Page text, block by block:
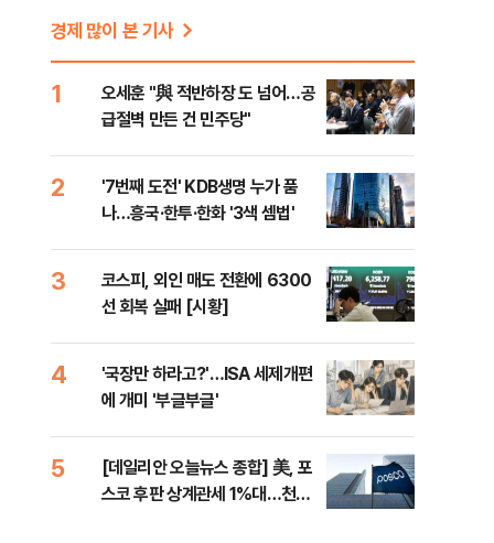
경제 많이 본 기사
1
오세훈 "與 적반하장 도 넘어…공
급절벽 만든 건 민주당"
2
'7번째 도전' KDB생명 누가 품
나…흥국·한투·한화 '3색 셈법'
3
코스피, 외인 매도 전환에 6300
선 회복 실패 [시황]
4
'국장만 하라고?'…ISA 세제개편
에 개미 '부글부글'
5
[데일리안 오늘뉴스 종합] 美, 포
스코 후판 상계관세 1%대…천하